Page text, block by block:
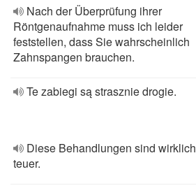
Nach der Überprüfung ihrer
Röntgenaufnahme muss ich leider
feststellen, dass Sie wahrscheinlich
Zahnspangen brauchen.
Te zabiegi są strasznie drogie.
Diese Behandlungen sind wirklich
teuer.